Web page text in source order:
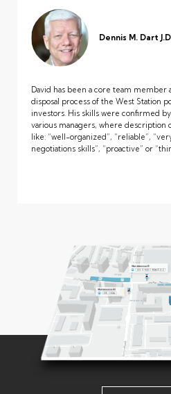
Dennis M. Dart
David has been a core team member
disposal process of the West Station
investors. His skills were confirmed
various managers, where description
like: “well-organized”, “reliable”,
negotiations skills”, “proactive” or